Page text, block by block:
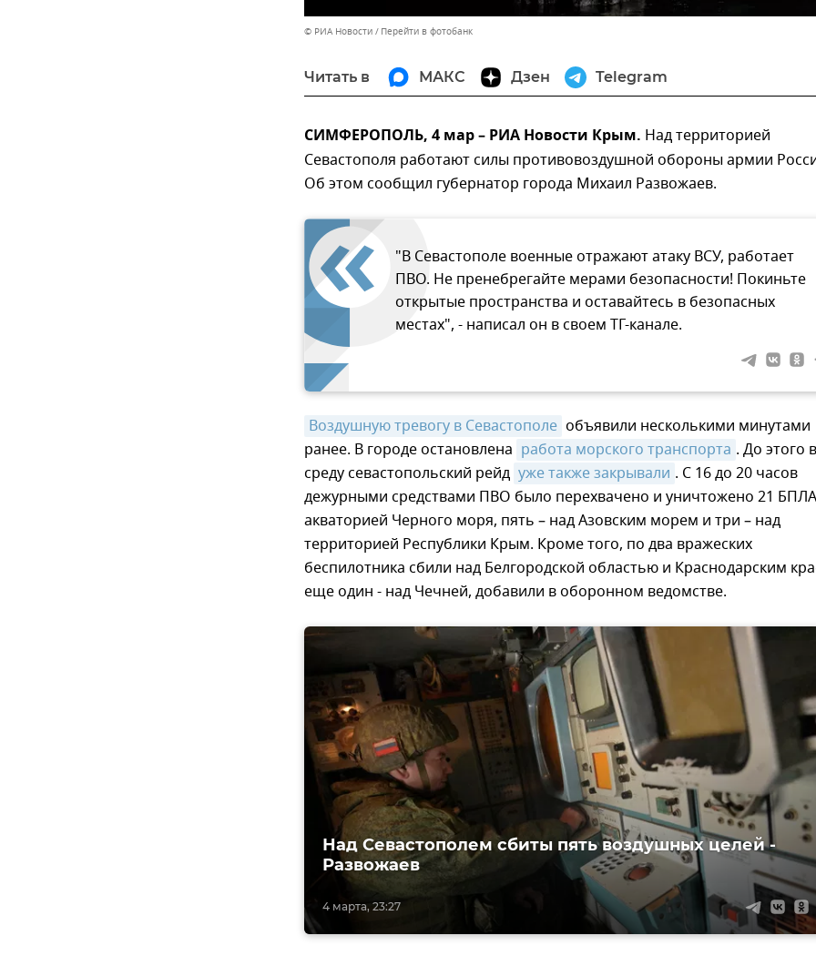
© РИА Новости Перейти в фотобанк
Читать в МАКС Дзен Telegram
СИМФЕРОПОЛЬ, 4 мар – РИА Новости Крым. Над территорией
Севастополя работают силы противовоздушной обороны армии
Об этом сообщил губернатор города Михаил Развожаев.
"В Севастополе военные отражают атаку ВСУ, работает
ПВО. Не пренебрегайте мерами безопасности! Покиньте
открытые пространства и оставайтесь в безопасных
местах", - написал он в своем ТГ-канале.
Воздушную тревогу в Севастополе объявили несколькими минутами
ранее. В городе остановлена работа морского транспорта . До этого в
среду севастопольский рейд уже также закрывали . С 16 до 20 часов
дежурными средствами ПВО было перехвачено и уничтожено 21
акваторией Черного моря, пять – над Азовским морем и три – над
территорией Республики Крым. Кроме того, по два вражеских
беспилотника сбили над Белгородской областью и Краснодарским
еще один - над Чечней, добавили в оборонном ведомстве.
4 марта, 23:27
Над Севастополем сбиты пять воздушных целей -
Развожаев